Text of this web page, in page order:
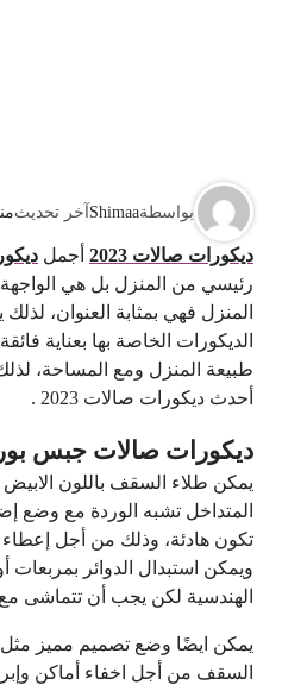
بواسطةShimaaآخر تحديثمنذ 4
ديكورات صالات 2023 أجمل
رئيسي من المنزل بل هي
المنزل فهي بمثابة العنوان، لذلك
الديكورات الخاصة بها بعناية
طبيعة المنزل ومع المساحة،
أحدث ديكورات صالات 2023 .
ديكورات صالات جبس
يمكن طلاء السقف باللون
المتداخل تشبه الوردة مع وضع
تكون هادئة، وذلك من أجل
ويمكن استبدال الدوائر بمربعات
الهندسية لكن يجب أن تتماشى
يمكن ايضًا وضع تصميم مميز
السقف من أجل اخفاء أماكن